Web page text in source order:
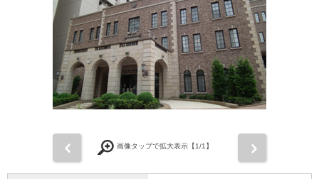
画像タップで拡大表示【1/1】